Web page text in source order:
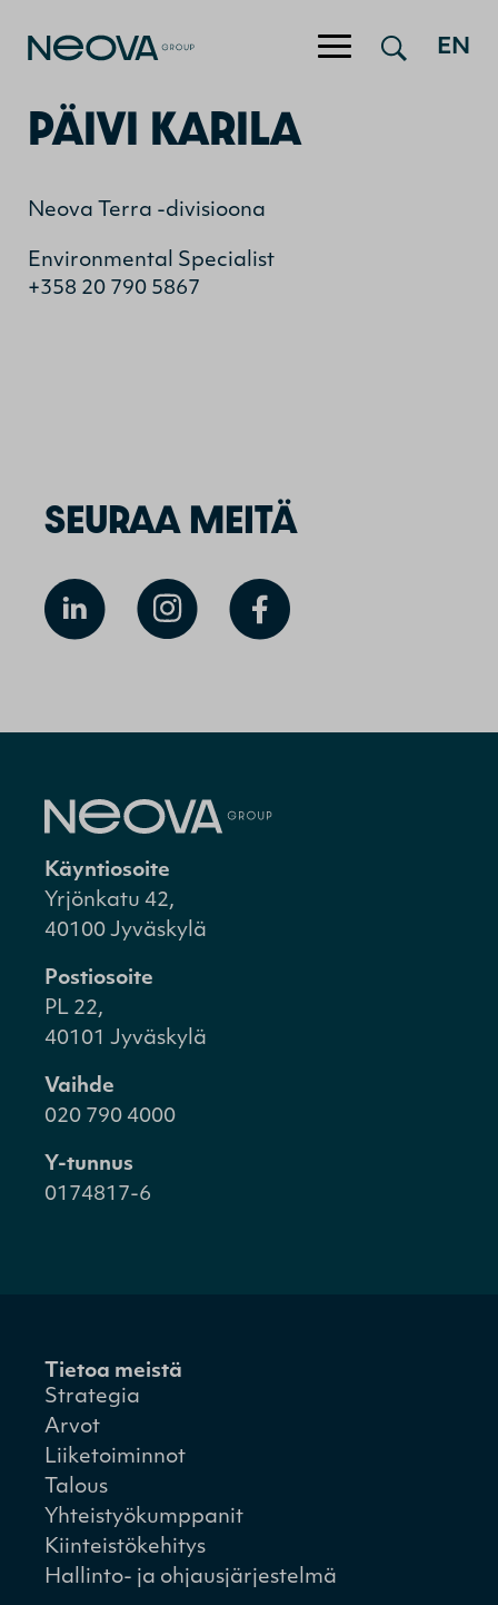
Hyppää sisältöön EN
PÄIVI KARILA
Neova Terra -divisioona
Environmental Specialist
+358 20 790 5867
SEURAA MEITÄ
Käyntiosoite
Yrjönkatu 42,
40100 Jyväskylä
Postiosoite
PL 22,
40101 Jyväskylä
Vaihde
020 790 4000
Y-tunnus
0174817-6
Tietoa meistä
Strategia
Arvot
Liiketoiminnot
Talous
Yhteistyökumppanit
Kiinteistökehitys
Hallinto- ja ohjausjärjestelmä